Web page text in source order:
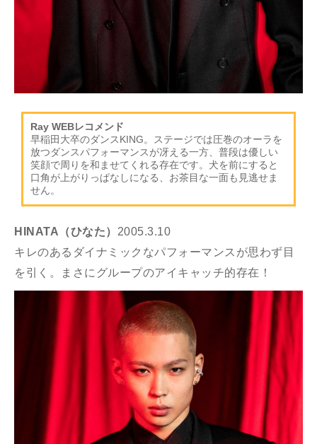
Ray WEBレコメンド
早稲田大卒のダンスKING。ステージでは圧巻のオーラを
放つダンスパフォーマンスが冴える一方、普段は優しい
笑顔で周りを和ませてくれる存在です。犬を前にすると
口角が上がりっぱなしになる、お茶目な一面も見逃せま
せん。
HINATA（ひなた） 2005.3.10
キレのあるダイナミックなパフォーマンスが思わず目
を引く。まさにグループのアイキャッチ的存在！